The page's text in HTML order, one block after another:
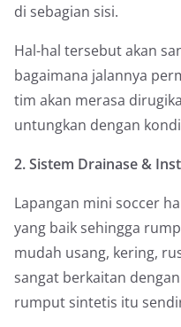
di sebagian sisi.
Hal-hal tersebut akan
bagaimana jalannya
tim akan merasa
untungkan dengan
2. Sistem Drainase &
Lapangan mini soccer
yang baik sehingga
mudah usang, kering,
sangat berkaitan
rumput sintetis itu